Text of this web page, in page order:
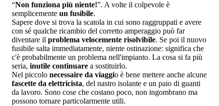
“Non funziona più niente!”. A volte il colpevole è
semplicemente un fusibile.
Sapere dove si trova la scatola in cui sono raggruppati e avere
con sé qualche ricambio del corretto amperaggio può far
diventare il problema velocemente risolvibile. Se poi il nuovo
fusibile salta immediatamente, niente ostinazione: significa che
c'è probabilmente un problema nell'impianto. La cosa si fa più
seria, inutile continuare a sostituirlo.
Nel piccolo necessaire da viaggio è bene mettere anche alcune
fascette da elettricista, del nastro isolante e un paio di guanti
da lavoro. Sono cose che costano poco, non ingombrano ma
possono tornare particolarmente utili.